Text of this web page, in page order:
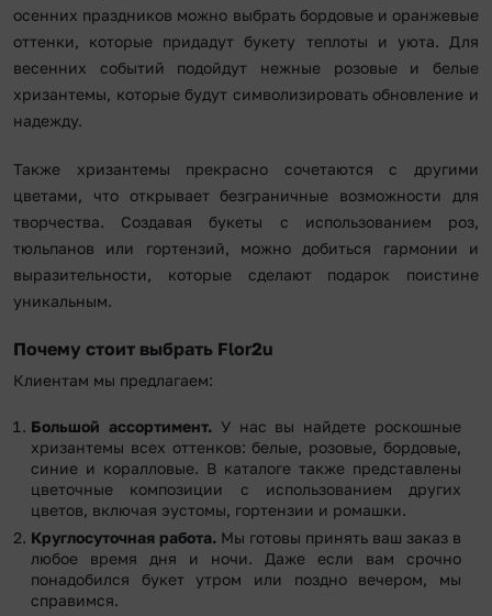
осенних праздников можно выбрать бордовые и оранжевые
оттенки, которые придадут букету теплоты и уюта. Для
весенних событий подойдут нежные розовые и белые
хризантемы, которые будут символизировать обновление и
надежду.
Также хризантемы прекрасно сочетаются с другими
цветами, что открывает безграничные возможности для
творчества. Создавая букеты с использованием роз,
тюльпанов или гортензий, можно добиться гармонии и
выразительности, которые сделают подарок поистине
уникальным.
Почему стоит выбрать Flor2u
Клиентам мы предлагаем:
Большой ассортимент.У нас вы найдете роскошные
хризантемы всех оттенков: белые, розовые, бордовые,
синие и коралловые. В каталоге также представлены
цветочные композиции с использованием других
цветов, включая эустомы, гортензии и ромашки.
Круглосуточная работа. Мы готовы принять ваш заказ в
любое время дня и ночи. Даже если вам срочно
понадобился букет утром или поздно вечером, мы
справимся.